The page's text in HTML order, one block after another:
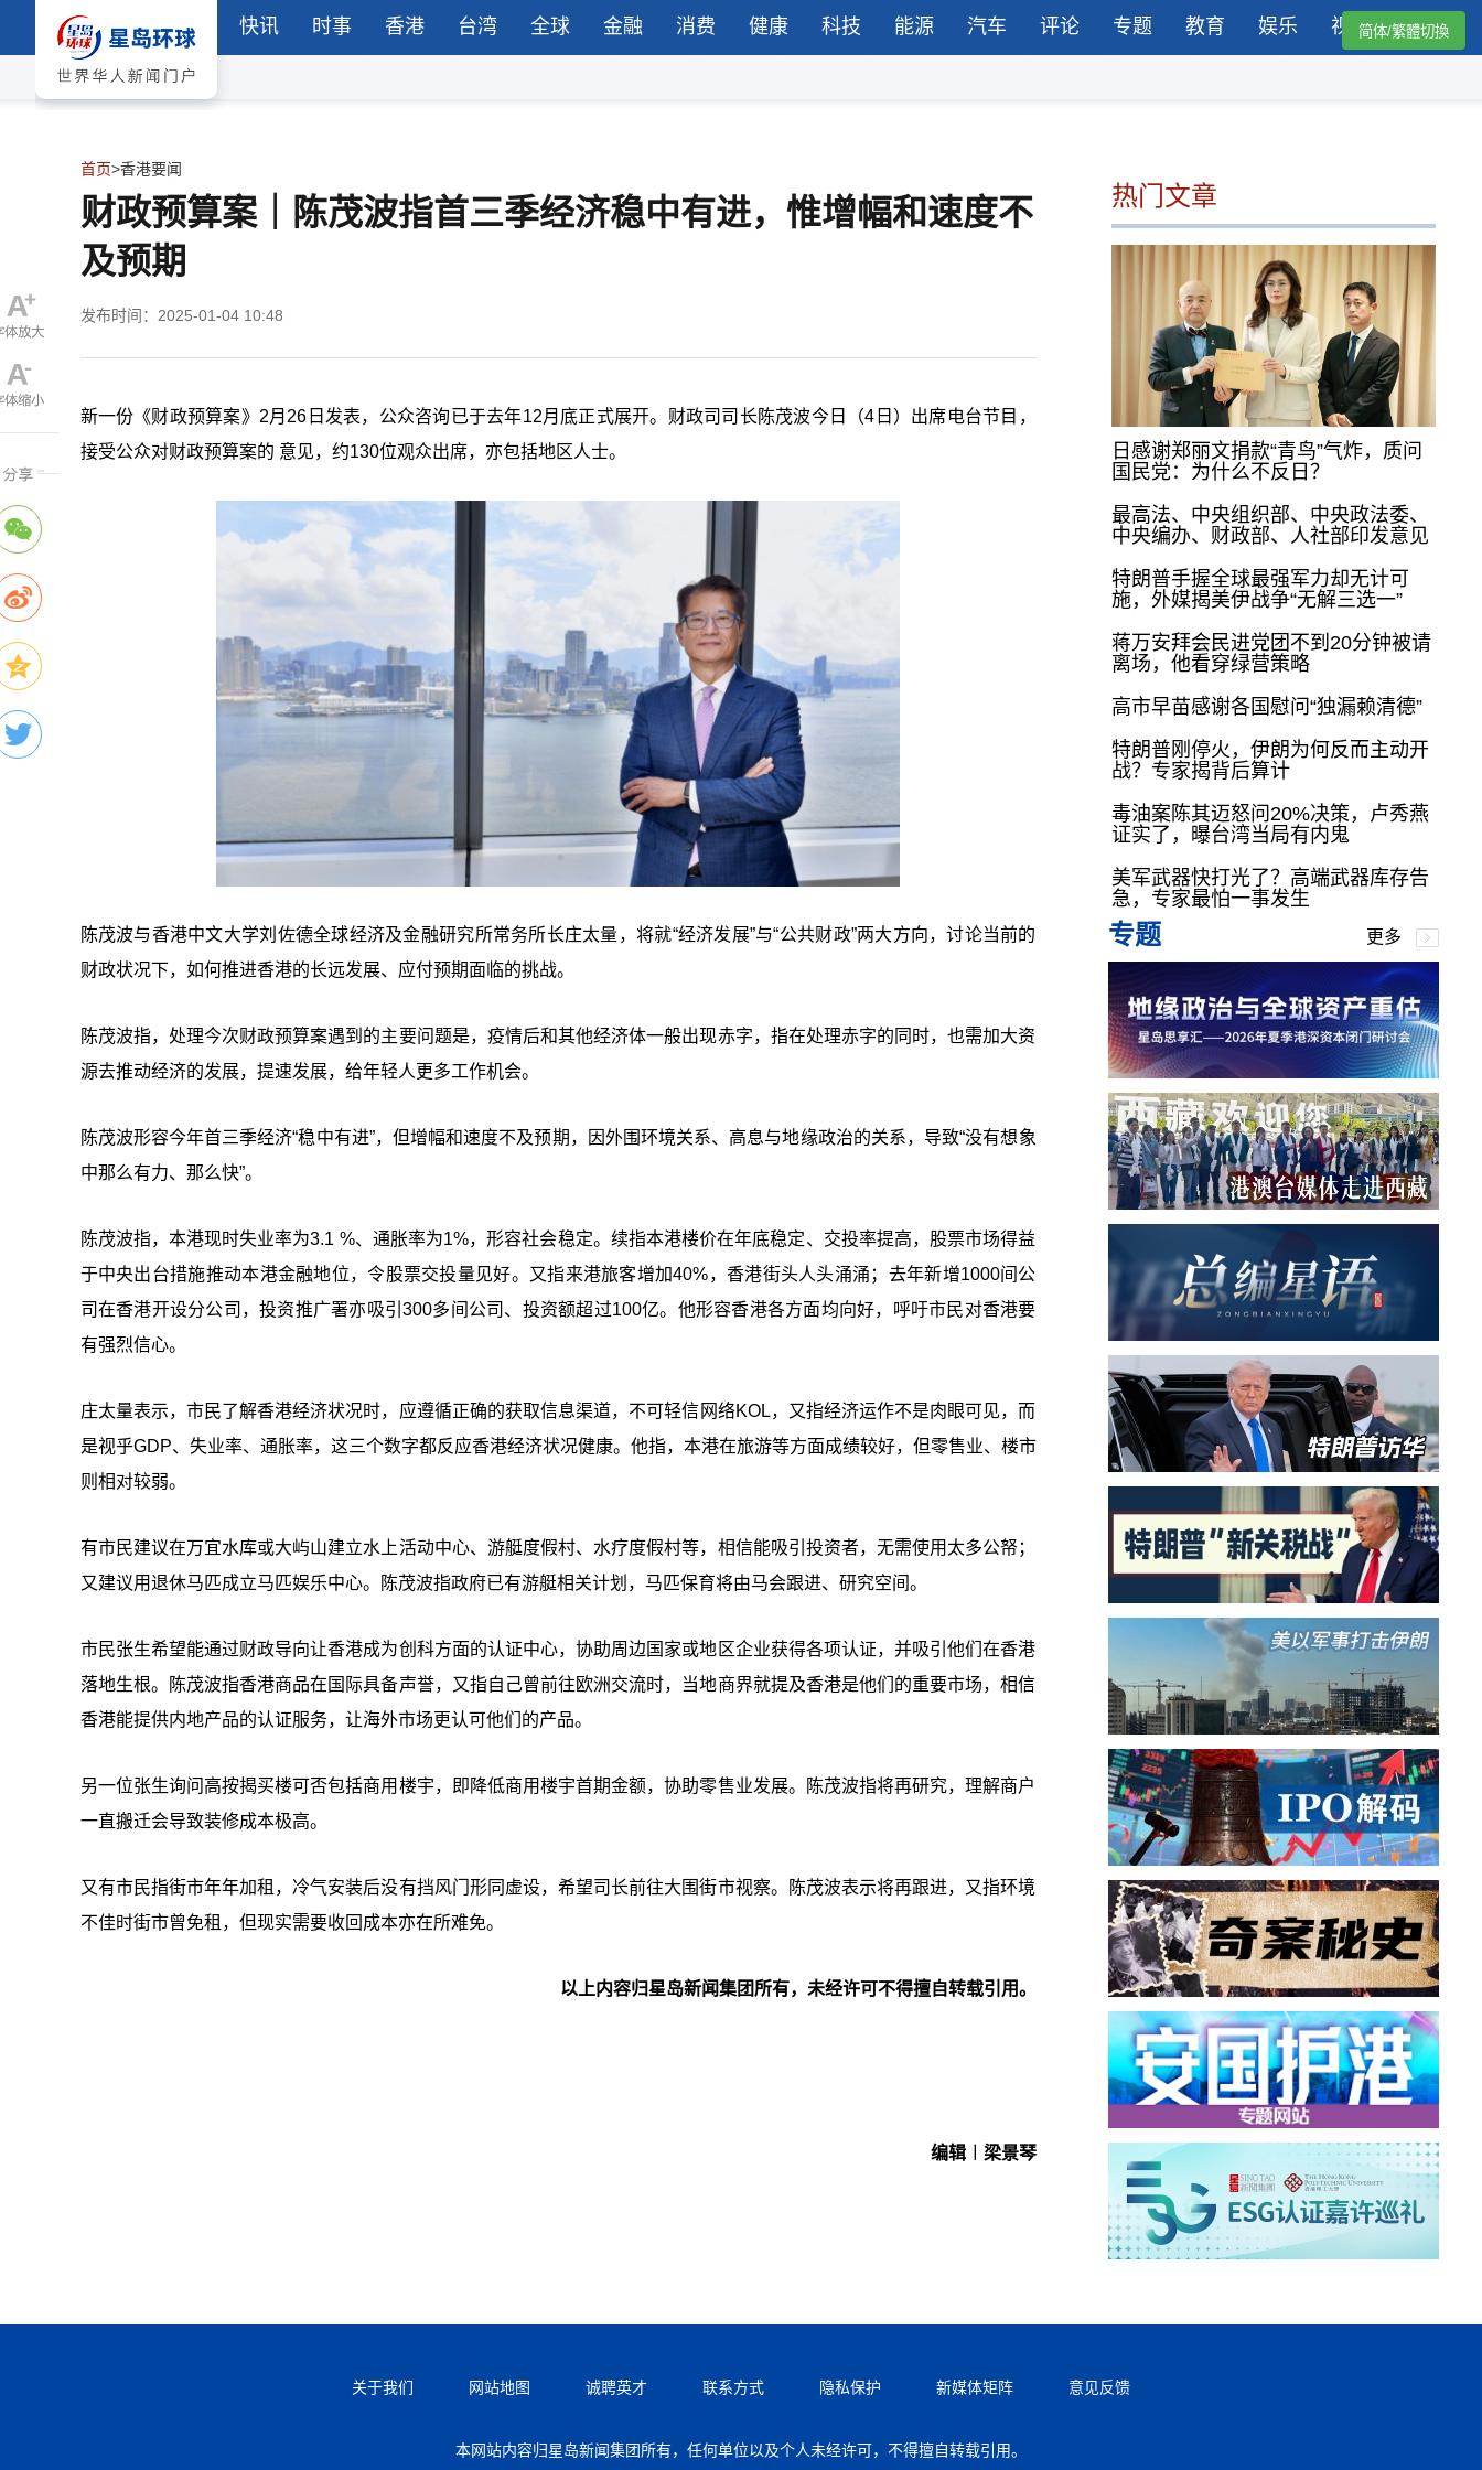
快讯 时事 香港 台湾 全球 金融 消费 健康 科技 能源 汽车 评论 专题 教育 娱乐 视频简体/繁體切換
首页>香港要闻
财政预算案｜陈茂波指首三季经济稳中有进，惟增幅和速度不
及预期
发布时间：2025-01-04 10:48
新一份《财政预算案》2月26日发表，公众咨询已于去年12月底正式展开。财政司司长陈茂波今日（4日）出席电台节目，
接受公众对财政预算案的 意见，约130位观众出席，亦包括地区人士。
陈茂波与香港中文大学刘佐德全球经济及金融研究所常务所长庄太量，将就“经济发展”与“公共财政”两大方向，讨论当前的
财政状况下，如何推进香港的长远发展、应付预期面临的挑战。
陈茂波指，处理今次财政预算案遇到的主要问题是，疫情后和其他经济体一般出现赤字，指在处理赤字的同时，也需加大资
源去推动经济的发展，提速发展，给年轻人更多工作机会。
陈茂波形容今年首三季经济“稳中有进”，但增幅和速度不及预期，因外围环境关系、高息与地缘政治的关系，导致“没有想象
中那么有力、那么快”。
陈茂波指，本港现时失业率为3.1 %、通胀率为1%，形容社会稳定。续指本港楼价在年底稳定、交投率提高，股票市场得益
于中央出台措施推动本港金融地位，令股票交投量见好。又指来港旅客增加40%，香港街头人头涌涌；去年新增1000间公
司在香港开设分公司，投资推广署亦吸引300多间公司、投资额超过100亿。他形容香港各方面均向好，呼吁市民对香港要
有强烈信心。
庄太量表示，市民了解香港经济状况时，应遵循正确的获取信息渠道，不可轻信网络KOL，又指经济运作不是肉眼可见，而
是视乎GDP、失业率、通胀率，这三个数字都反应香港经济状况健康。他指，本港在旅游等方面成绩较好，但零售业、楼市
则相对较弱。
有市民建议在万宜水库或大屿山建立水上活动中心、游艇度假村、水疗度假村等，相信能吸引投资者，无需使用太多公帑；
又建议用退休马匹成立马匹娱乐中心。陈茂波指政府已有游艇相关计划，马匹保育将由马会跟进、研究空间。
市民张生希望能通过财政导向让香港成为创科方面的认证中心，协助周边国家或地区企业获得各项认证，并吸引他们在香港
落地生根。陈茂波指香港商品在国际具备声誉，又指自己曾前往欧洲交流时，当地商界就提及香港是他们的重要市场，相信
香港能提供内地产品的认证服务，让海外市场更认可他们的产品。
另一位张生询问高按揭买楼可否包括商用楼宇，即降低商用楼宇首期金额，协助零售业发展。陈茂波指将再研究，理解商户
一直搬迁会导致装修成本极高。
又有市民指街市年年加租，冷气安装后没有挡风门形同虚设，希望司长前往大围街市视察。陈茂波表示将再跟进，又指环境
不佳时街市曾免租，但现实需要收回成本亦在所难免。
以上内容归星岛新闻集团所有，未经许可不得擅自转载引用。
编辑︱梁景琴
热门文章
日感谢郑丽文捐款“青鸟”气炸，质问
国民党：为什么不反日？
最高法、中央组织部、中央政法委、
中央编办、财政部、人社部印发意见
特朗普手握全球最强军力却无计可
施，外媒揭美伊战争“无解三选一”
蒋万安拜会民进党团不到20分钟被请
离场，他看穿绿营策略
高市早苗感谢各国慰问“独漏赖清德”
特朗普刚停火，伊朗为何反而主动开
战？专家揭背后算计
毒油案陈其迈怒问20%决策，卢秀燕
证实了，曝台湾当局有内鬼
美军武器快打光了？高端武器库存告
急，专家最怕一事发生
专题 更多
关于我们 网站地图 诚聘英才 联系方式 隐私保护 新媒体矩阵 意见反馈
本网站内容归星岛新闻集团所有，任何单位以及个人未经许可，不得擅自转载引用。